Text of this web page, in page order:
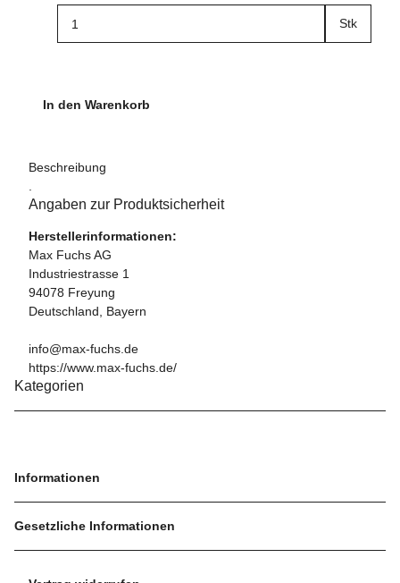
Stk
In den Warenkorb
Beschreibung
Angaben zur Produktsicherheit
Herstellerinformationen:
Max Fuchs AG
Industriestrasse 1
94078 Freyung
Deutschland, Bayern
info@max-fuchs.de
https://www.max-fuchs.de/
Kategorien
Informationen
Gesetzliche Informationen